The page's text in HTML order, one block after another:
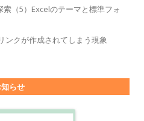
（5）Excelのテーマと標準フォ
ンクが作成されてしまう現象
らせ